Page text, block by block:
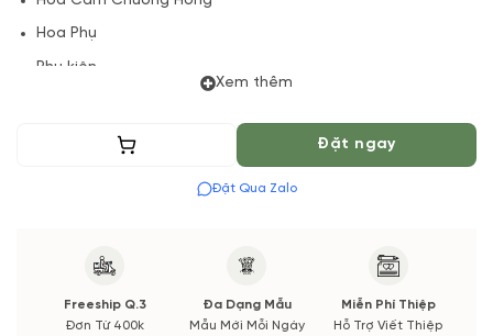
Hoa Phụ
Phụ kiện
theo màu tốt nhất cho bạn, Hoa phụ có thể thay đổi theo
hàng xác nhận trước khi cắm.
Xem thêm
Thêm vào giỏ Đặt ngay
Đặt Qua Zalo
Freeship Q.3
Đơn Từ 400k
Đa Dạng Mẫu
Mẫu Mới Mỗi Ngày
Miễn Phí Thiệp
Hỗ Trợ Viết Thiệp